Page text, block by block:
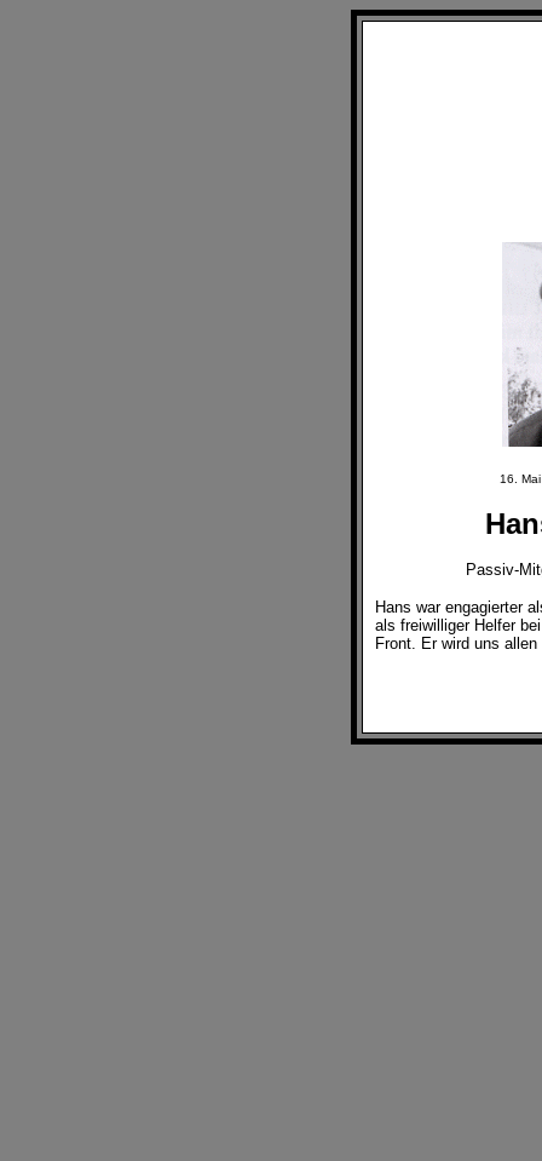
16.
Passiv-
Hans war engagierter
als freiwilliger Helfer
Front. Er wird uns allen